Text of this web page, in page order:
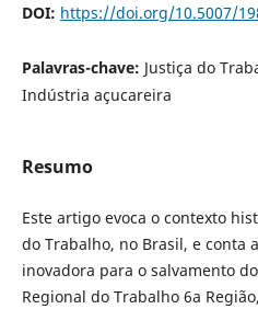
DOI: https://doi.org/10.5007/
Palavras-chave: Justiça do
Indústria açucareira
Resumo
Este artigo evoca o contexto
do Trabalho, no Brasil, e conta
inovadora para o salvamento
Regional do Trabalho 6a